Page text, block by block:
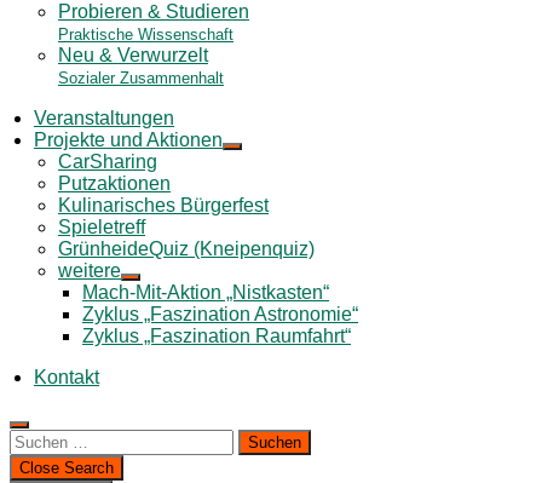
Probieren & Studieren
Praktische Wissenschaft
Neu & Verwurzelt
Sozialer Zusammenhalt
Veranstaltungen
Projekte und Aktionen
CarSharing
Putzaktionen
Kulinarisches Bürgerfest
Spieletreff
GrünheideQuiz (Kneipenquiz)
weitere
Mach-Mit-Aktion „Nistkasten“
Zyklus „Faszination Astronomie“
Zyklus „Faszination Raumfahrt“
Kontakt
Suchen
nach:
Close Search